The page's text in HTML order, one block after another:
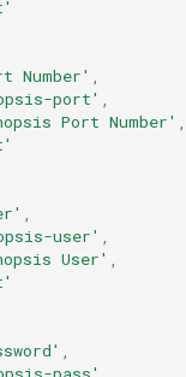
Number' ,
port' ,
Port Number' ,
,
user' ,
User' ,
,